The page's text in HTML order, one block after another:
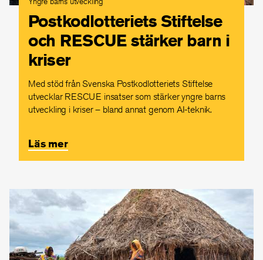
Postkodlotteriets Stiftelse
och RESCUE stärker barn i
kriser
Med stöd från Svenska Postkodlotteriets Stiftelse
utvecklar RESCUE insatser som stärker yngre barns
utveckling i kriser – bland annat genom AI-teknik.
Läs mer